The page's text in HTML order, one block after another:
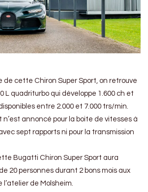
de cette Chiron Super Sport, on retrouve
L quadriturbo qui développe 1.600 ch et
entre 2.000 et 7.000 trs/min.
annoncé pour la boite de vitesses à
sept rapports ni pour la transmission
Bugatti Chiron Super Sport aura
20 personnes durant 2 bons mois aux
de Molsheim.